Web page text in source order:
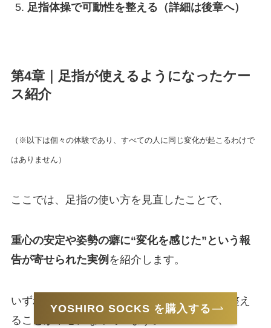
足指体操で可動性を整える（詳細は後章へ）
第4章｜足指が使えるようになったケー
ス紹介
（※以下は個々の体験であり、すべての人に同じ変化が起こるわけで
はありません）
ここでは、足指の使い方を見直したことで、
重心の安定や姿勢の癖に“変化を感じた”という報
告が寄せられた実例 を紹介します。
いずれも、足指の動き・接地・重心ラインを整え
ることが中心になっています。
YOSHIRO SOCKS を購入する